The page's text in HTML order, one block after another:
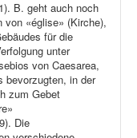
B. geht auch noch
von «église» (Kirche),
für die
unter
von Caesarea,
bevorzugten, in der
zum Gebet
Die